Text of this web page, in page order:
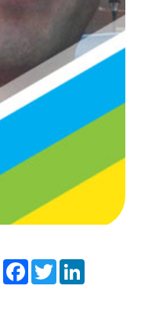
Share Facebook
Twitter